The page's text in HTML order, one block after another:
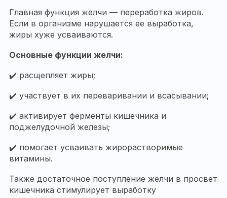
Главная функция желчи — переработка жиров.
Если в организме нарушается ее выработка,
жиры хуже усваиваются.
Основные функции желчи:
✔️ расщепляет жиры;
✔️ участвует в их переваривании и всасывании;
✔️ активирует ферменты кишечника и
поджелудочной железы;
✔️ помогает усваивать жирорастворимые
витамины.
Также достаточное поступление желчи в просвет
кишечника стимулирует выработку